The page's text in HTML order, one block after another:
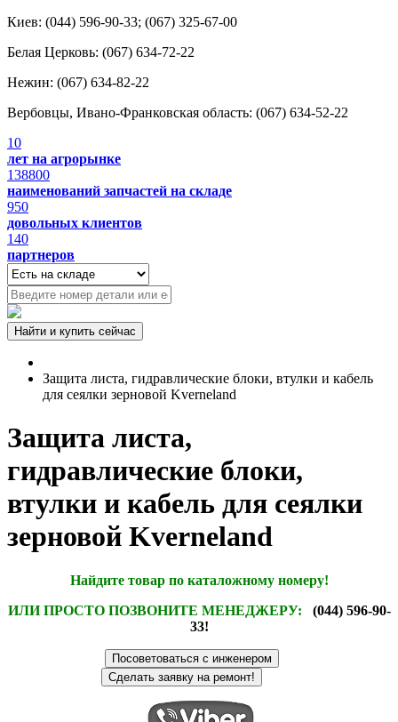
Киев: (044) 596-90-33; (067) 325-67-00
Белая Церковь: (067) 634-72-22
Нежин: (067) 634-82-22
Вербовцы, Ивано-Франковская область: (067) 634-52-22
10
лет на агрорынке
138800
наименований запчастей на складе
950
довольных клиентов
140
партнеров
Защита листа, гидравлические блоки, втулки и кабель
для сеялки зерновой Kverneland
Защита листа,
гидравлические блоки,
втулки и кабель для сеялки
зерновой Kverneland
Найдите товар по каталожному номеру!
ИЛИ ПРОСТО ПОЗВОНИТЕ МЕНЕДЖЕРУ: (044) 596-90-
33!